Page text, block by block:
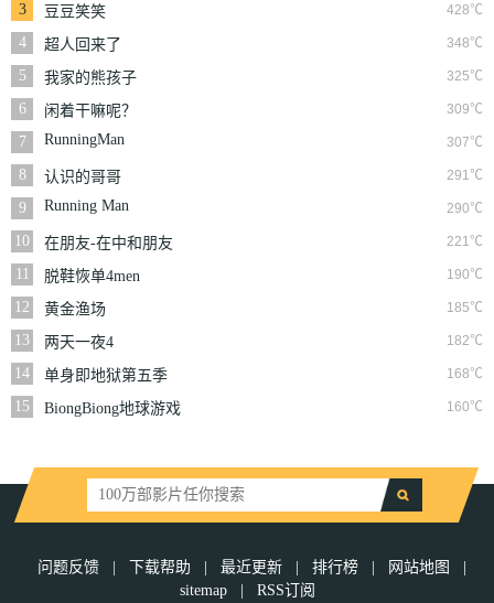
3
428℃
豆豆笑笑
4
348℃
超人回来了
5
325℃
我家的熊孩子
6
309℃
闲着干嘛呢？
7
307℃
RunningMan
8 291℃
认识的哥哥
9
290℃
Running Man
10 221℃
在朋友-在中和朋友
们
11 190℃
脱鞋恢单4men
12
185℃
黄金渔场
13
182℃
两天一夜4
14
168℃
单身即地狱第五季
15
160℃
BiongBiong地球游戏
问题反馈 下载帮助 最近更新 排行榜 网站地图
sitemap
RSS订阅